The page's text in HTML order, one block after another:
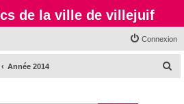
de la ville de villejuif
Connexion
Année 2014